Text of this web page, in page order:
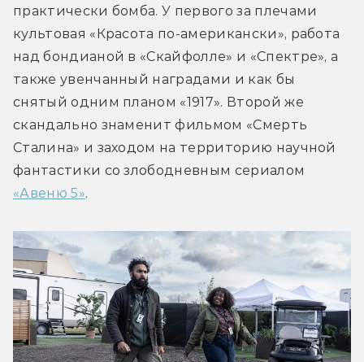
практически бомба. У первого за плечами
культовая «Красота по-американски», работа
над бондианой в «Скайфолле» и «Спектре», а
также увенчанный наградами и как бы
снятый одним планом «1917». Второй же
скандально знаменит фильмом «Смерть
Сталина» и заходом на территорию научной
«Авеню 5».